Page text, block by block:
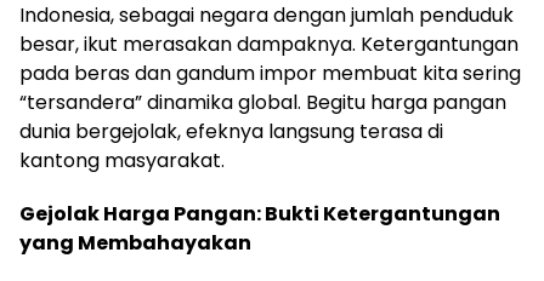
Indonesia, sebagai negara dengan jumlah penduduk
besar, ikut merasakan dampaknya. Ketergantungan
pada beras dan gandum impor membuat kita sering
“tersandera” dinamika global. Begitu harga pangan
dunia bergejolak, efeknya langsung terasa di
kantong masyarakat.
Gejolak Harga Pangan: Bukti Ketergantungan
yang Membahayakan